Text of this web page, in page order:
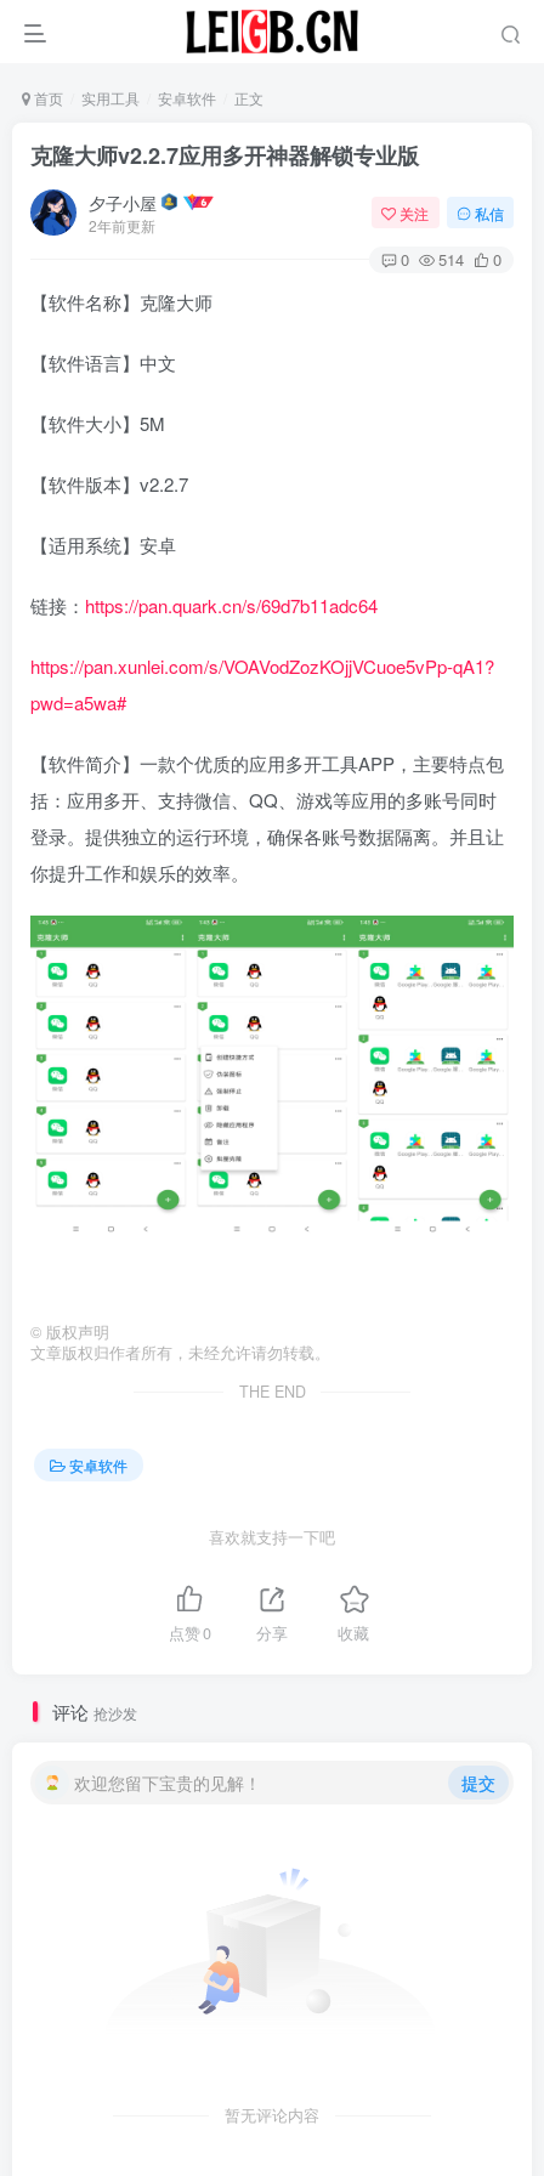
首页 实用工具 安卓软件 正文
克隆大师v2.2.7应用多开神器解锁专业版
夕子小屋
2年前更新
关注 私信
0 514 0
【软件名称】克隆大师
【软件语言】中文
【软件大小】5M
【软件版本】v2.2.7
【适用系统】安卓
链接： https://pan.quark.cn/s/69d7b11adc64
https://pan.xunlei.com/s/VOAVodZozKOjjVCuoe5vPp-qA1?
pwd=a5wa#
【软件简介】‌一款个优质的应用多开工具APP，主要特点包
括：应用多开、支持微信、QQ、游戏等应用的多账号同时
登录。提供独立的运行环境，确保各账号数据隔离。并且让
你提升工作和娱乐的效率。
© 版权声明
文章版权归作者所有，未经允许请勿转载。
THE END
安卓软件
喜欢就支持一下吧
点赞0 分享 收藏
评论 抢沙发
欢迎您留下宝贵的见解！ 提交
暂无评论内容